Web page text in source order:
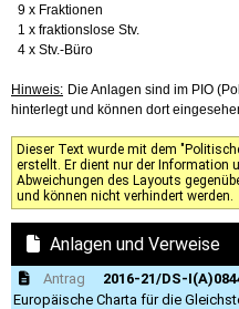
9 x Fraktionen
1 x fraktionslose Stv.
4 x Stv.-Büro
Hinweis: Die Anlagen sind im PIO
hinterlegt und können dort
Dieser Text wurde mit dem
erstellt. Er dient nur der Information
Abweichungen des Layouts
und können nicht verhindert werden.
Anlagen und Verweise
Antrag
2016-21/DS-
Europäische Charta für die